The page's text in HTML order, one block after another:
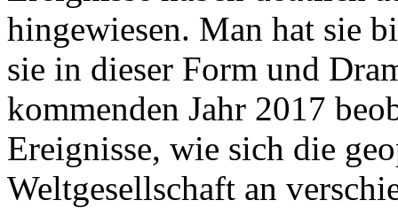
hingewiesen. Man hat sie
sie in dieser Form und
kommenden Jahr 2017
Ereignisse, wie sich die
Weltgesellschaft an